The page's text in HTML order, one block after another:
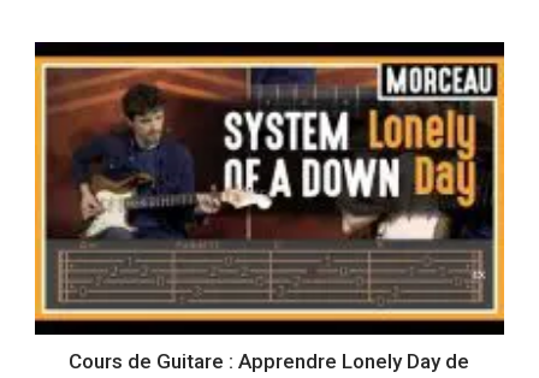
Cours de Guitare : Apprendre Lonely Day de